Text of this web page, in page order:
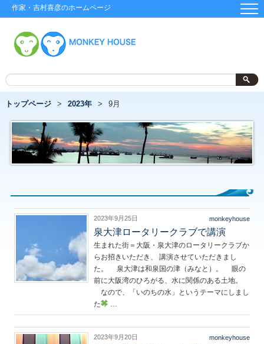
作家・吉村喜彦のホームページ
トップページ 2023年 9月
2023年9月25日 monkeyhouse
泉大津ロータリークラブで講演
生まれた街＝大阪・泉大津のロータリークラブか
らお招きいただき、 講演させていただきまし
た。 泉大津は和泉国の津（みなと）。 眼の
前に大阪湾のひろがる、水に関係のある土地。
なので、「いのちの水」というテーマにしまし
た
2023年9月20日 monkeyhouse